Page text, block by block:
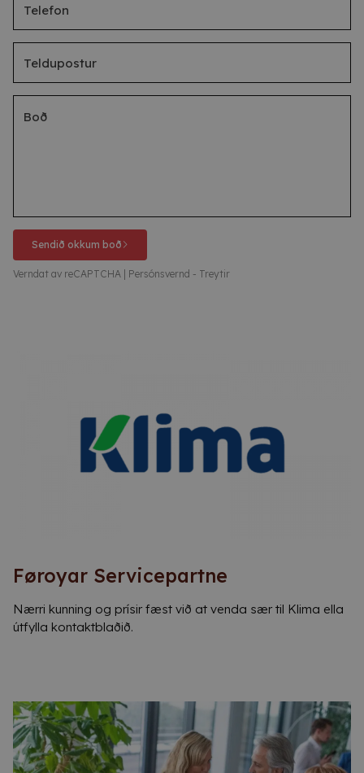
Sendið okkum boð
Verndat av reCAPTCHA | Persónsvernd - Treytir
Føroyar Servicepartne
Nærri kunning og prísir fæst við at venda sær til Klima ella
útfylla kontaktblaðið.